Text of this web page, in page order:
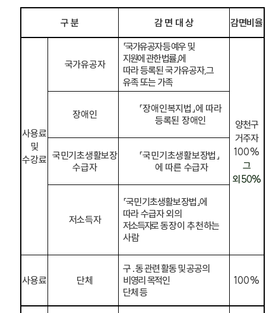
구 분 감 면 대 상 감면비율
사용료
및
수강료
국가유공자
「국가유공자 등 예우 및
지원에 관한 법률」에
따라 등록된 국가유공자,그
유족 또는 가족
양천구
거주자
100%
그
외 50%
장애인 「장애인복지법 」에 따라
등록된 장애인
국민기초생활보장
수급자
「국민기초생활보장법 」
에 따른 수급자
저소득자
「국민기초생활보장법」에
따라 수급자 외의
저소득자로동장이 추천하는
사람
사용료 단체
구 ․동 관련 활동 및 공공의
비영리 목적인
단체 등
100%